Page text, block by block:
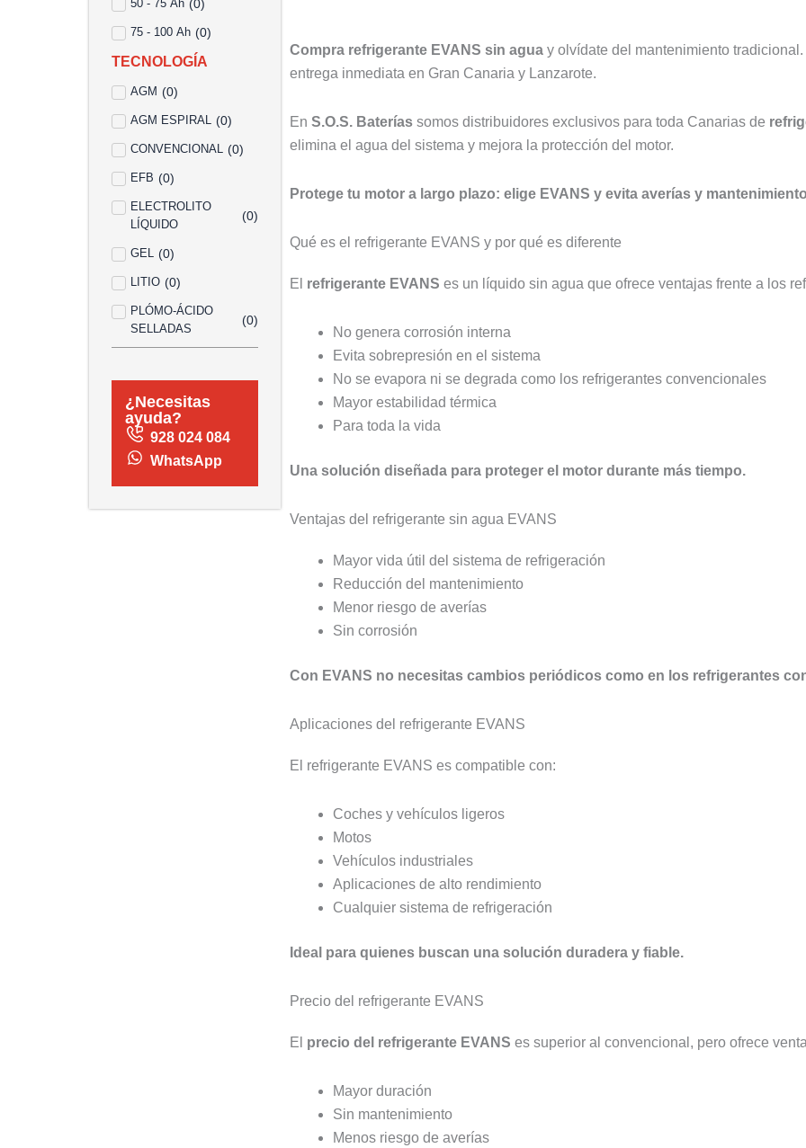
50 - 75 Ah (0)
75 - 100 Ah (0)
TECNOLOGÍA
AGM (0)
AGM ESPIRAL (0)
CONVENCIONAL (0)
EFB (0)
ELECTROLITO
LÍQUIDO
(0)
GEL (0)
LITIO (0)
PLÓMO-ÁCIDO
SELLADAS
(0)
¿Necesitas
ayuda?
928 024 084
WhatsApp
Compra refrigerante EVANS sin agua y olvídate del mantenimiento
entrega inmediata en Gran Canaria y Lanzarote.
EnS.O.S. Baterías somos distribuidores exclusivos para toda Canarias de
elimina el agua del sistema y mejora la protección del motor.
Protege tu motor a largo plazo: elige EVANS y evita averías y
Qué es el refrigerante EVANS y por qué es diferente
El refrigerante EVANS es un líquido sin agua que ofrece ventajas frente a los
No genera corrosión interna
Evita sobrepresión en el sistema
No se evapora ni se degrada como los refrigerantes convencionales
Mayor estabilidad térmica
Para toda la vida
Una solución diseñada para proteger el motor durante más tiempo.
Ventajas del refrigerante sin agua EVANS
Mayor vida útil del sistema de refrigeración
Reducción del mantenimiento
Menor riesgo de averías
Sin corrosión
Con EVANS no necesitas cambios periódicos como en los refrigerantes
Aplicaciones del refrigerante EVANS
El refrigerante EVANS es compatible con:
Coches y vehículos ligeros
Motos
Vehículos industriales
Aplicaciones de alto rendimiento
Cualquier sistema de refrigeración
Ideal para quienes buscan una solución duradera y fiable.
Precio del refrigerante EVANS
El precio del refrigerante EVANS es superior al convencional, pero ofrece
Mayor duración
Sin mantenimiento
Menos riesgo de averías